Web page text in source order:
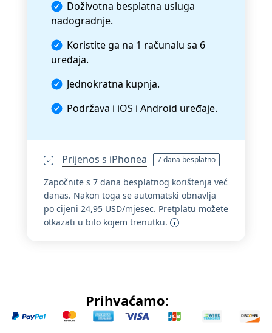
Doživotna besplatna usluga
nadogradnje.
Koristite ga na 1 računalu sa 6
uređaja.
Jednokratna kupnja.
Podržava i iOS i Android uređaje.
Prijenos s iPhonea 7 dana besplatno
Započnite s 7 dana besplatnog korištenja već
danas. Nakon toga se automatski obnavlja
po cijeni 24,95 USD/mjesec. Pretplatu možete
otkazati u bilo kojem trenutku.
Prihvaćamo: